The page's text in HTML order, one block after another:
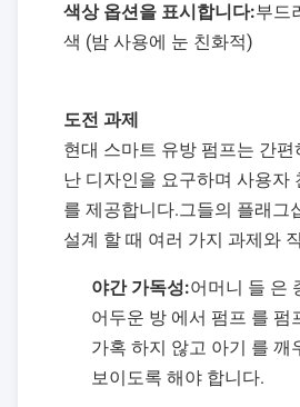
색상 옵션을 표시합니다:부드
색 (밤 사용에 눈 친화적)
도전 과제
현대 스마트 유방 펌프는 간
난 디자인을 요구하며 사용자
를 제공합니다.그들의 플래그
설계 할 때 여러 가지 과제와
야간 가독성:어머니 들 은
어두운 방 에서 펌프 를 펌
가혹 하지 않고 아기 를 깨
보이도록 해야 합니다.